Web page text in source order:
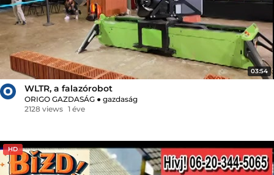
03:54
WLTR, a falazórobot
ORIGO GAZDASÁG ● gazdaság
2128 views 1 éve
HD